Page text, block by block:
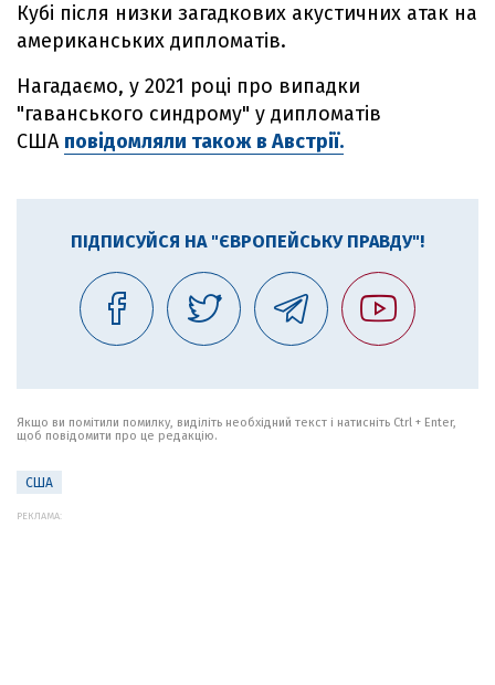
Кубі після низки загадкових акустичних атак на
американських дипломатів.
Нагадаємо, у 2021 році про випадки
"гаванського синдрому" у дипломатів
США повідомляли також в Австрії.
ПІДПИСУЙСЯ НА "ЄВРОПЕЙСЬКУ ПРАВДУ"!
Якщо ви помітили помилку, виділіть необхідний текст і натисніть Ctrl + Enter,
щоб повідомити про це редакцію.
США
РЕКЛАМА: